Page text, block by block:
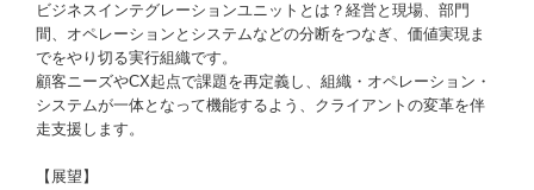
ビジネスインテグレーションユニットとは？経営と現場、部門
間、オペレーションとシステムなどの分断をつなぎ、価値実現ま
でをやり切る実行組織です。
顧客ニーズやCX起点で課題を再定義し、組織・オペレーション・
システムが一体となって機能するよう、クライアントの変革を伴
走支援します。
【展望】